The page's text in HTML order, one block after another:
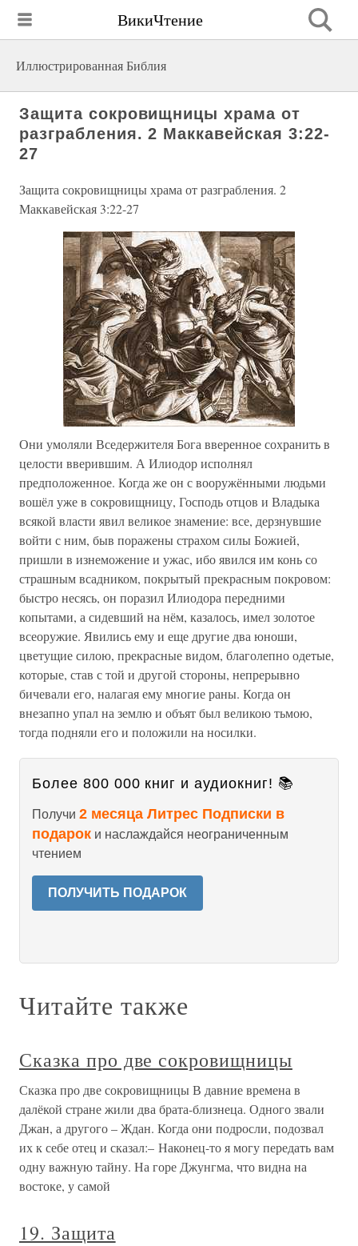
ВикиЧтение
Иллюстрированная Библия
Защита сокровищницы храма от
разграбления. 2 Маккавейская 3:22-
27
Защита сокровищницы храма от разграбления. 2
Маккавейская 3:22-27
Они умоляли Вседержителя Бога вверенное сохранить в
целости вверившим. А Илиодор исполнял
предположенное. Когда же он с вооружёнными людьми
вошёл уже в сокровищницу, Господь отцов и Владыка
всякой власти явил великое знамение: все, дерзнувшие
войти с ним, быв поражены страхом силы Божией,
пришли в изнеможение и ужас, ибо явился им конь со
страшным всадником, покрытый прекрасным покровом:
быстро несясь, он поразил Илиодора передними
копытами, а сидевший на нём, казалось, имел золотое
всеоружие. Явились ему и еще другие два юноши,
цветущие силою, прекрасные видом, благолепно одетые,
которые, став с той и другой стороны, непрерывно
бичевали его, налагая ему многие раны. Когда он
внезапно упал на землю и объят был великою тьмою,
тогда подняли его и положили на носилки.
Более 800 000 книг и аудиокниг! 📚
Получи 2 месяца Литрес Подписки в
подарок и наслаждайся неограниченным
чтением
ПОЛУЧИТЬ ПОДАРОК
Читайте также
Сказка про две сокровищницы
Сказка про две сокровищницы В давние времена в
далёкой стране жили два брата-близнеца. Одного звали
Джан, а другого – Ждан. Когда они подросли, подозвал
их к себе отец и сказал:– Наконец-то я могу передать вам
одну важную тайну. На горе Джунгма, что видна на
востоке, у самой
19. Защита